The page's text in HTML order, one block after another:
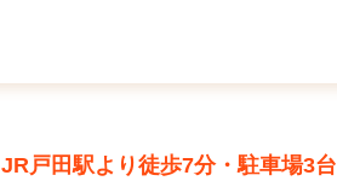
JR戸田駅より徒歩7分・駐車場3台